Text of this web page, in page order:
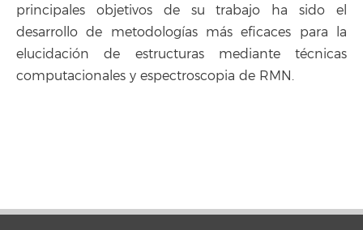
principales objetivos de su trabajo ha sido el
desarrollo de metodologías más eficaces para la
elucidación de estructuras mediante técnicas
computacionales y espectroscopia de RMN.